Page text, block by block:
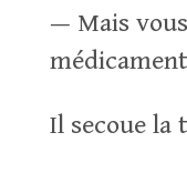
— Mais
Il secoue la